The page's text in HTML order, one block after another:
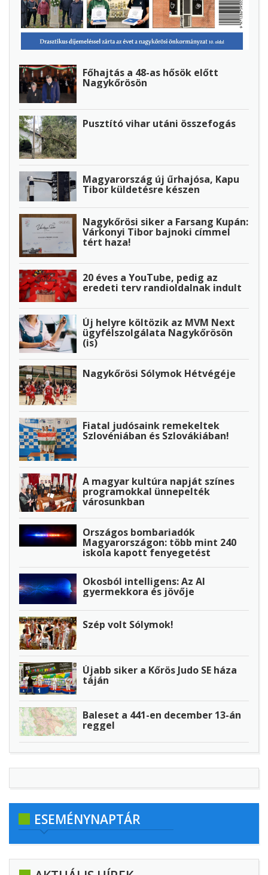
Főhajtás a 48-as hősök előtt
Nagykőrösön
Pusztító vihar utáni összefogás
Magyarország új űrhajósa, Kapu
Tibor küldetésre készen
Nagykőrösi siker a Farsang Kupán:
Várkonyi Tibor bajnoki címmel
tért haza!
20 éves a YouTube, pedig az
eredeti terv randioldalnak indult
Új helyre költözik az MVM Next
ügyfélszolgálata Nagykőrösön
(is)
Nagykőrösi Sólymok Hétvégéje
Fiatal judósaink remekeltek
Szlovéniában és Szlovákiában!
A magyar kultúra napját színes
programokkal ünnepelték
városunkban
Országos bombariadók
Magyarországon: több mint 240
iskola kapott fenyegetést
Okosból intelligens: Az AI
gyermekkora és jövője
Szép volt Sólymok!
Újabb siker a Kőrös Judo SE háza
táján
Baleset a 441-en december 13-án
reggel
ESEMÉNYNAPTÁR